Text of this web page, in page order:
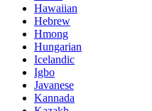
Hawaiian
Hebrew
Hmong
Hungarian
Icelandic
Igbo
Javanese
Kannada